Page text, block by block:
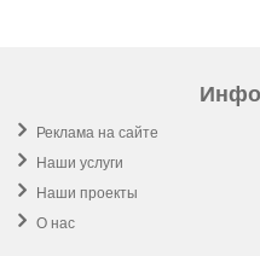
Реклама на сайте
Наши услуги
Наши проекты
О нас